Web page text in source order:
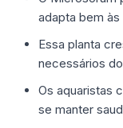
adapta bem
Essa planta
necessários
Os aquaristas
se manter